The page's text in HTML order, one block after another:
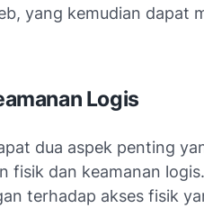
yang kemudian dapat
Logis
dua aspek penting
fisik dan keamanan
terhadap akses fisik